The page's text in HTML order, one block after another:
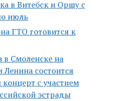
в Витебск и Оршу с
июль
ГТО готовится к
в Смоленске на
состоится
с участием
эстрады